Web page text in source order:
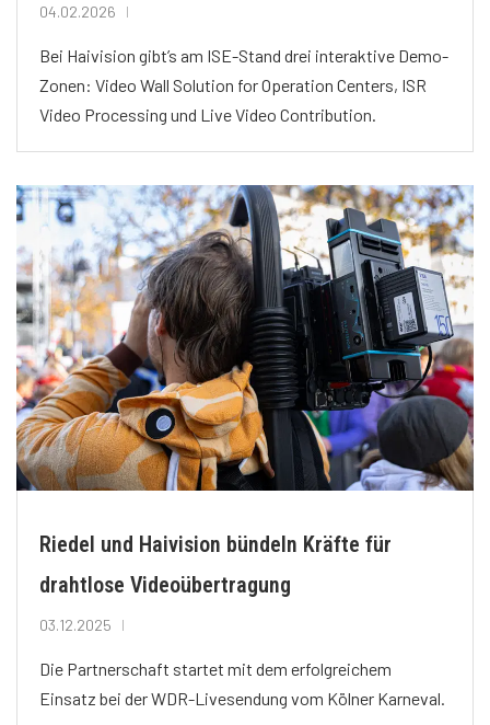
04.02.2026
Bei Haivision gibt’s am ISE-Stand drei interaktive Demo-
Zonen: Video Wall Solution for Operation Centers, ISR
Video Processing und Live Video Contribution.
Riedel und Haivision bündeln Kräfte für
drahtlose Videoübertragung
03.12.2025
Die Partnerschaft startet mit dem erfolgreichem
Einsatz bei der WDR-Livesendung vom Kölner Karneval.